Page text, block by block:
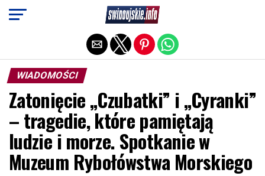
WIADOMOŚCI
Zatonięcie „Czubatki” i „Cyranki”
– tragedie, które pamiętają
ludzie i morze. Spotkanie w
Muzeum Rybołówstwa Morskiego
Exit mobile version